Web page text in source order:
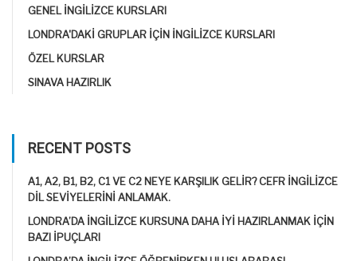
GENEL İNGILIZCE KURSLARI
LONDRA'DAKI GRUPLAR IÇIN İNGILIZCE KURSLARI
ÖZEL KURSLAR
SINAVA HAZIRLIK
RECENT POSTS
A1, A2, B1, B2, C1 VE C2 NEYE KARŞILIK GELIR? CEFR İNGILIZCE
DIL SEVIYELERINI ANLAMAK.
LONDRA’DA İNGILIZCE KURSUNA DAHA IYI HAZIRLANMAK IÇIN
BAZI IPUÇLARI